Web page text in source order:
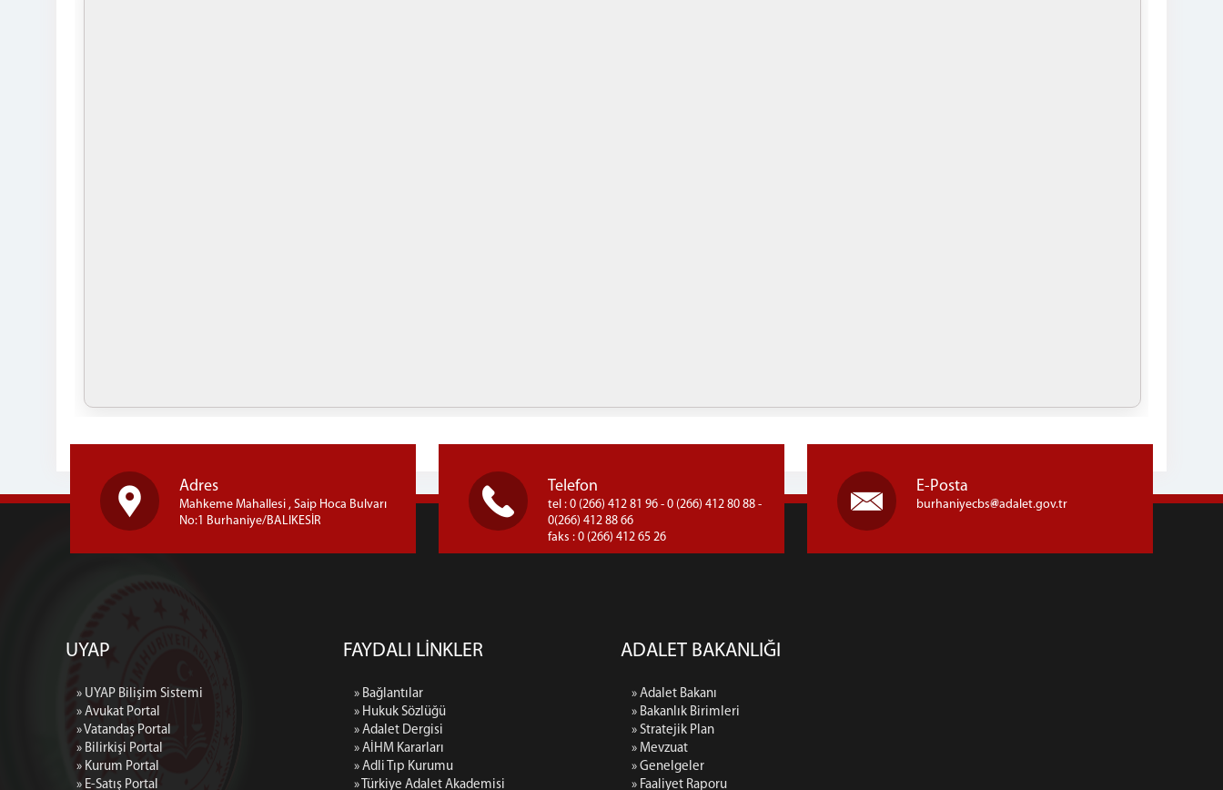
Adres
Mahkeme Mahallesi , Saip Hoca Bulvarı
No:1 Burhaniye/BALIKESİR
Telefon
tel : 0 (266) 412 81 96 - 0 (266) 412 80 88 -
0(266) 412 88 66
faks : 0 (266) 412 65 26
E-Posta
burhaniyecbs adalet.gov.tr
UYAP
» UYAP Bilişim Sistemi
» Avukat Portal
» Vatandaş Portal
» Bilirkişi Portal
» Kurum Portal
» E-Satış Portal
FAYDALI LİNKLER
» Bağlantılar
» Hukuk Sözlüğü
» Adalet Dergisi
» AİHM Kararları
» Adli Tıp Kurumu
» Türkiye Adalet Akademisi
ADALET BAKANLIĞI
» Adalet Bakanı
» Bakanlık Birimleri
» Stratejik Plan
» Mevzuat
» Genelgeler
» Faaliyet Raporu